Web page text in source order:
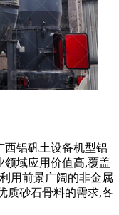
西铝矾土设备机型铝
领域应用价值高,覆盖
用前景广阔的非金属
质砂石骨料的需求,各